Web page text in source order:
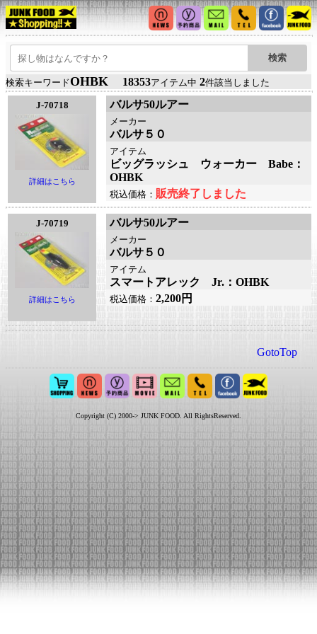
検索キーワードOHBK 18353アイテム中 2件該当しました
J-70718
詳細はこちら
バルサ50ルアー
メーカー
バルサ５０
アイテム
ビッグラッシュ ウォーカー Babe：
OHBK
税込価格： 販売終了しました
J-70719
詳細はこちら
バルサ50ルアー
メーカー
バルサ５０
アイテム
スマートアレック Jr.：OHBK
税込価格： 2,200円
GotoTop
Copyright (C) 2000-> JUNK FOOD. All RightsReserved.